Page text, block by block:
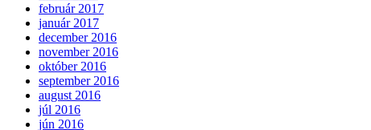
február 2017
január 2017
december 2016
november 2016
október 2016
september 2016
august 2016
júl 2016
jún 2016